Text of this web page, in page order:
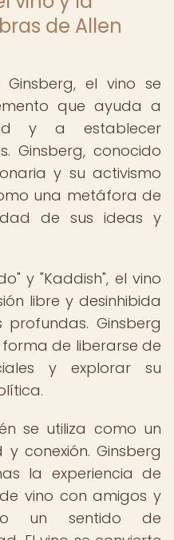
de Allen
el vino se
que ayuda a
y a establecer
Ginsberg, conocido
y su activismo
una metáfora de
de sus ideas y
y "Kaddish", el vino
libre y desinhibida
Ginsberg
de liberarse de
y explorar su
se utiliza como un
conexión. Ginsberg
la experiencia de
vino con amigos y
un sentido de